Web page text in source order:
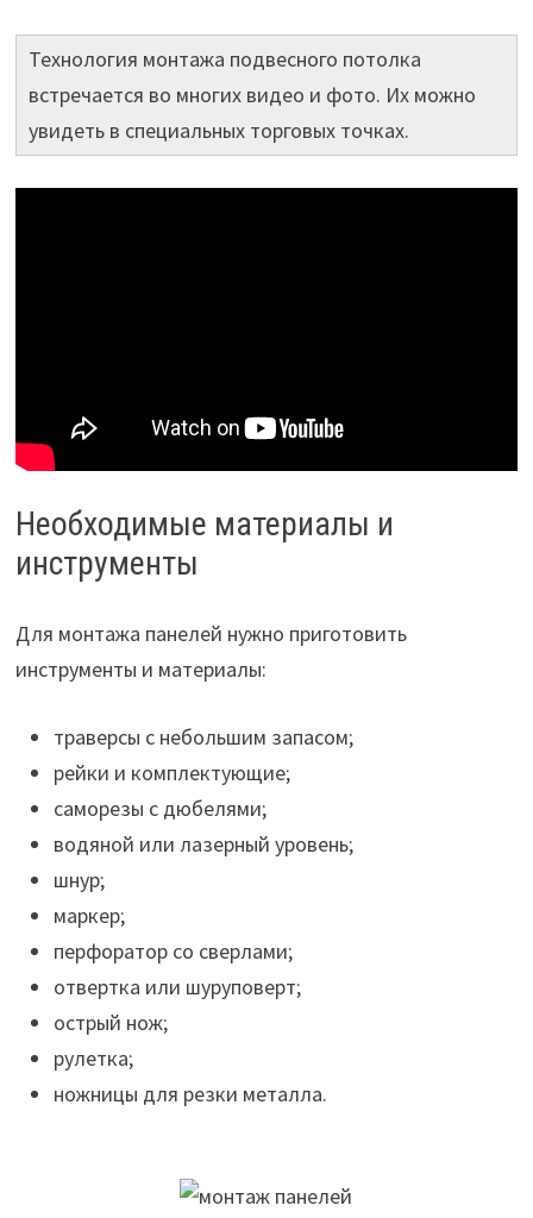
Технология монтажа подвесного потолка
встречается во многих видео и фото. Их можно
увидеть в специальных торговых точках.
Необходимые материалы и
инструменты
Для монтажа панелей нужно приготовить
инструменты и материалы:
траверсы с небольшим запасом;
рейки и комплектующие;
саморезы с дюбелями;
водяной или лазерный уровень;
шнур;
маркер;
перфоратор со сверлами;
отвертка или шуруповерт;
острый нож;
рулетка;
ножницы для резки металла.